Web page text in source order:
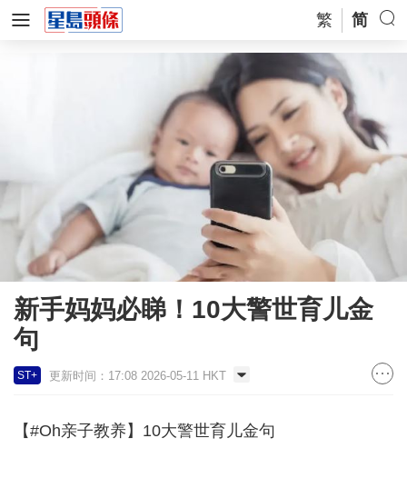
繁 简
新手妈妈必睇！10大警世育儿金
句
ST+ 更新时间：17:08 2026-05-11 HKT
【#Oh亲子教养】10大警世育儿金句